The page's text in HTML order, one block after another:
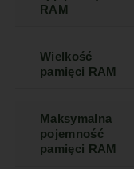
RAM
Wielkość
pamięci RAM
Maksymalna
pojemność
pamięci RAM